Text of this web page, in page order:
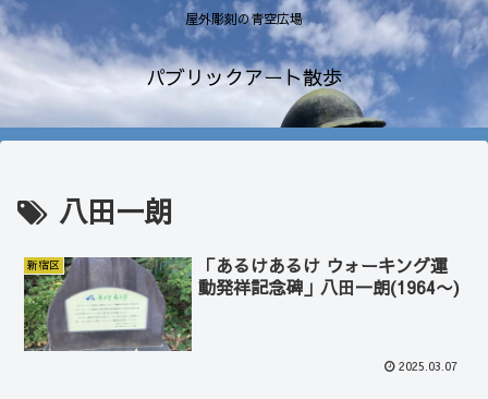
屋外彫刻の青空広場
パブリックアート散歩
八田一朗
新宿区
「あるけあるけ ウォーキング運
動発祥記念碑」八田一朗(1964〜)
2025.03.07